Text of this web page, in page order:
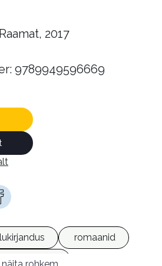
2017
9789949596669
romaanid
e-raamatud
näita rohkem